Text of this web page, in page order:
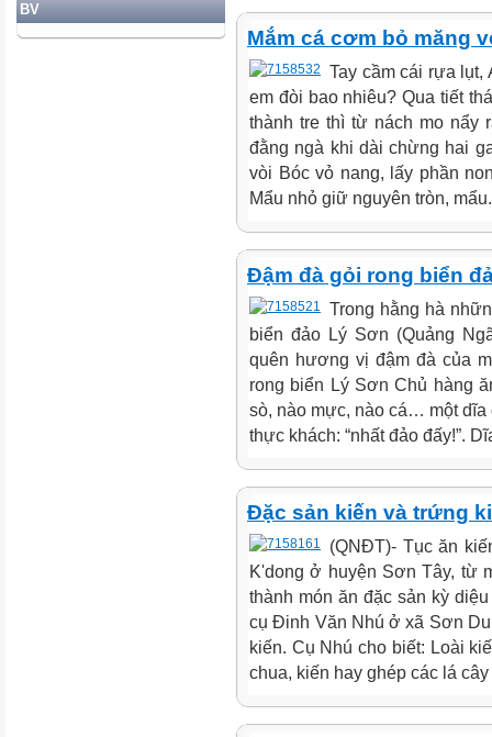
BV
Mắm cá cơm bỏ măng
Tay cầm cái rựa lụt,
em đòi bao nhiêu? Qua tiết
thành tre thì từ nách mo nẩy
đằng ngà khi dài chừng hai
vòi Bóc vỏ nang, lấy phần
Mẩu nhỏ giữ nguyên tròn,
Đậm đà gỏi rong biển
Trong hằng hà
biển đảo Lý Sơn (Quảng
quên hương vị đậm đà của
rong biển Lý Sơn Chủ hàng
sò, nào mực, nào cá… một
thực khách: “nhất đảo đấy!”.
Đặc sản kiến và trứng
(QNĐT)- Tục ăn
K'dong ở huyện Sơn Tây, từ
thành món ăn đặc sản kỳ
cụ Đinh Văn Nhú ở xã Sơn
kiến. Cụ Nhú cho biết: Loài
chua, kiến hay ghép các lá cây